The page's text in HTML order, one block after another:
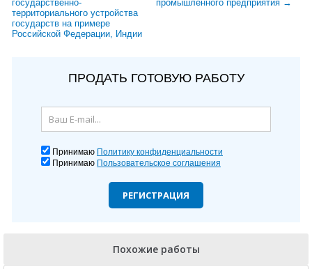
государственно-
территориального устройства
государств на примере
Российской Федерации, Индии
промышленного предприятия →
ПРОДАТЬ ГОТОВУЮ РАБОТУ
Принимаю Политику конфиденциальности
Принимаю Пользовательское соглашения
РЕГИСТРАЦИЯ
Похожие работы